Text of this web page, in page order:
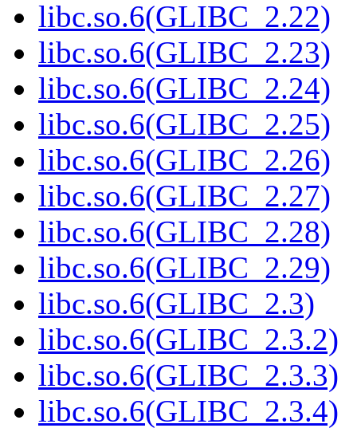
libc.so.6(GLIBC_2.22)
libc.so.6(GLIBC_2.23)
libc.so.6(GLIBC_2.24)
libc.so.6(GLIBC_2.25)
libc.so.6(GLIBC_2.26)
libc.so.6(GLIBC_2.27)
libc.so.6(GLIBC_2.28)
libc.so.6(GLIBC_2.29)
libc.so.6(GLIBC_2.3)
libc.so.6(GLIBC_2.3.2)
libc.so.6(GLIBC_2.3.3)
libc.so.6(GLIBC_2.3.4)